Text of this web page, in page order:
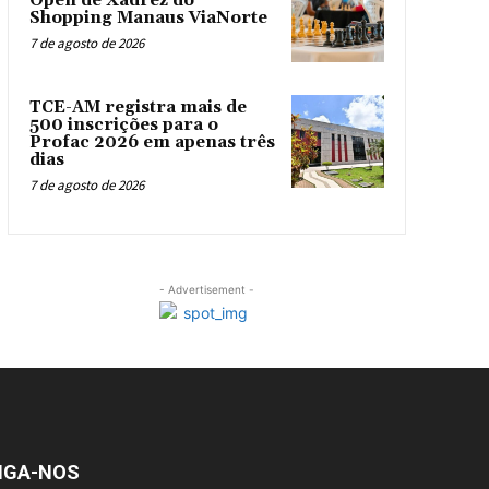
Shopping Manaus ViaNorte
7 de agosto de 2026
TCE-AM registra mais de
500 inscrições para o
Profac 2026 em apenas três
dias
7 de agosto de 2026
- Advertisement -
NOS